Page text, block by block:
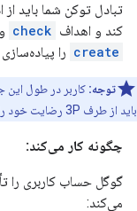
تبادل توکن شما باید از
کند و اهداف check و
create را
توجه: کاربر در طول این
باید از طرف 3P رضایت خود را نشان دهد تا این جریان به درستی کار کند.
چگونه کار می‌کند:
گوگل حساب کاربری را
می‌کند: